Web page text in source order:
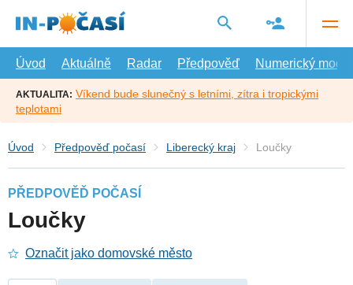
hlavní
Úvod
Aktuálně Radar Předpověď Numerický model
AKTUALITA: Víkend bude slunečný s letními, zítra i tropickými
teplotami
Úvod Předpověď počasí Liberecký kraj Loučky
PŘEDPOVĚĎ POČASÍ
Loučky
Označit jako domovské město